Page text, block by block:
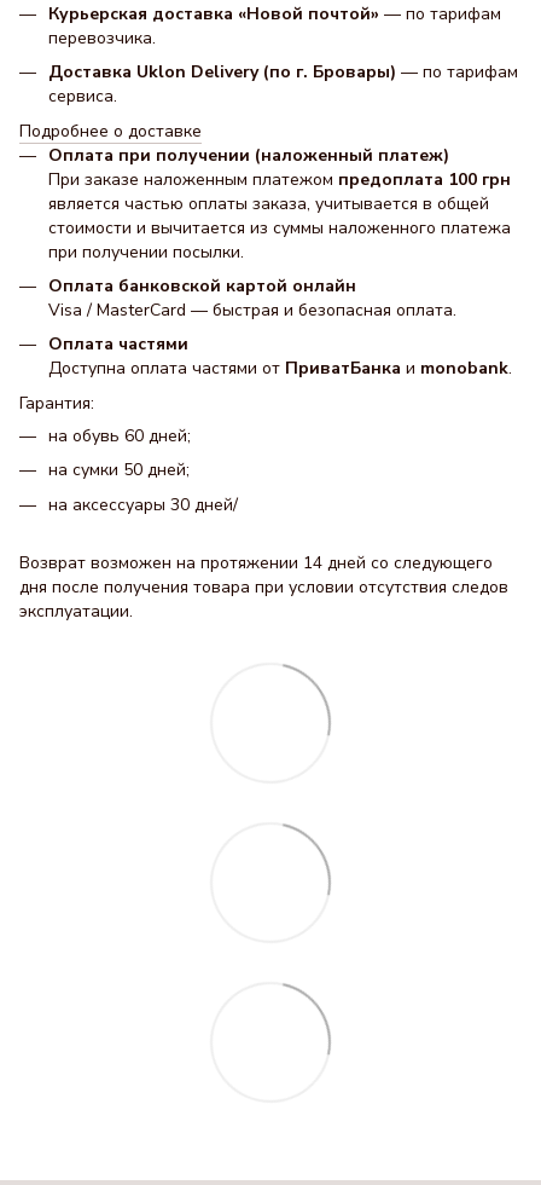
Курьерская доставка «Новой почтой» — по тарифам
перевозчика.
Доставка Uklon Delivery (по г. Бровары) — по тарифам
сервиса.
Подробнее о доставке
Оплата при получении (наложенный платеж)
При заказе наложенным платежом предоплата 100 грн
является частью оплаты заказа, учитывается в общей
стоимости и вычитается из суммы наложенного платежа
при получении посылки.
Оплата банковской картой онлайн
Visa / MasterCard — быстрая и безопасная оплата.
Оплата частями
Доступна оплата частями от ПриватБанка и monobank.
Гарантия:
на обувь 60 дней;
на сумки 50 дней;
на аксессуары 30 днeй/
Возврат возможен на протяжении 14 дней со следующего
дня после получения товара при условии отсутствия следов
эксплуатации.